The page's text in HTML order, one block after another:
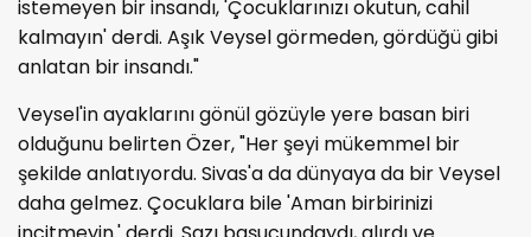
istemeyen bir insandı, 'Çocuklarınızı okutun, cahil
kalmayın' derdi. Aşık Veysel görmeden, gördüğü gibi
anlatan bir insandı."
Veysel'in ayaklarını gönül gözüyle yere basan biri
olduğunu belirten Özer, "Her şeyi mükemmel bir
şekilde anlatıyordu. Sivas'a da dünyaya da bir Veysel
daha gelmez. Çocuklara bile 'Aman birbirinizi